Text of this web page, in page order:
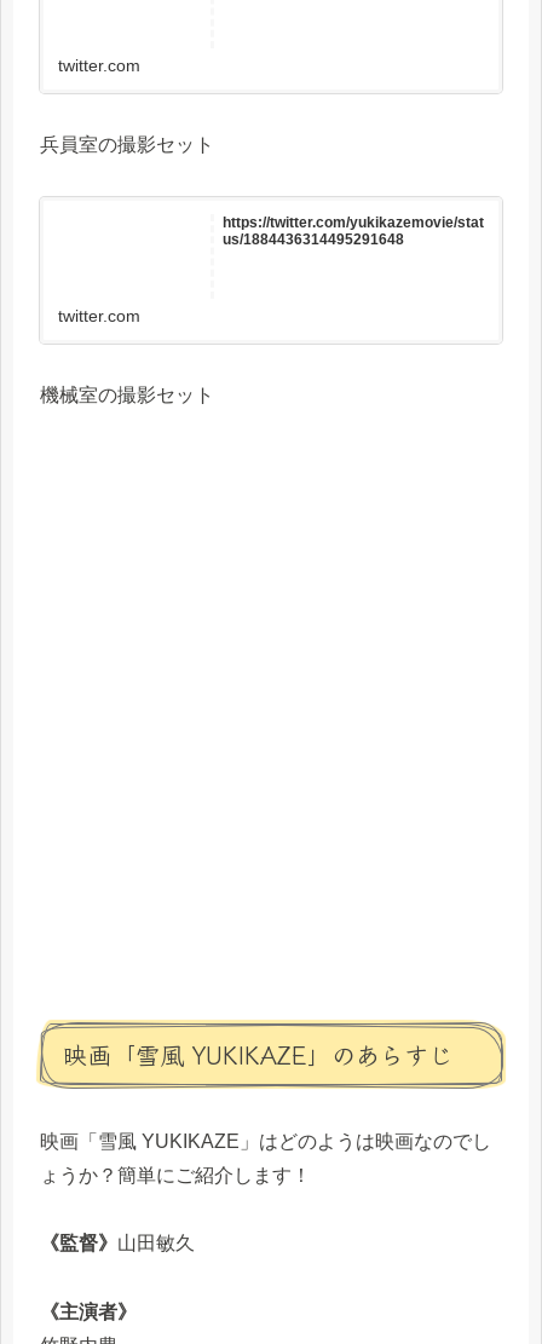
twitter.com
兵員室の撮影セット
https://twitter.com/yukikazemovie/stat
us/1884436314495291648
twitter.com
機械室の撮影セット
映画「雪風 YUKIKAZE」のあらすじ
映画「雪風 YUKIKAZE」はどのようは映画なのでし
ょうか？簡単にご紹介します！
《監督》 山田敏久
《主演者》